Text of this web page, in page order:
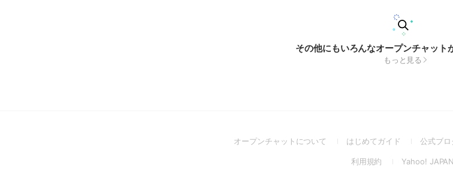
その他にもいろんなオープンチャット
もっと見る
オープンチャットについて
(Openはじめてガイド
(Open
a
公式ブロ
利用規約
(OpenYahoo! JAPAN